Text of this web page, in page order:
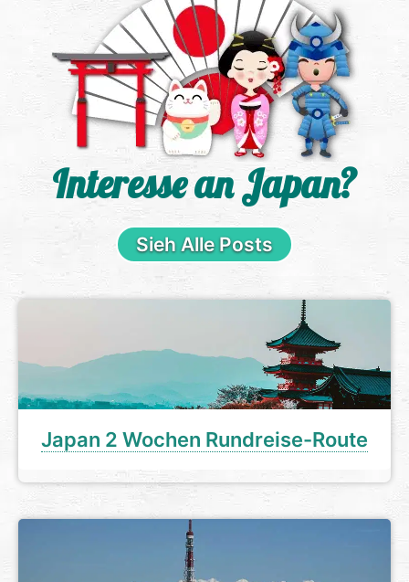
Interesse an Japan?
Sieh Alle Posts
Japan 2 Wochen Rundreise-Route